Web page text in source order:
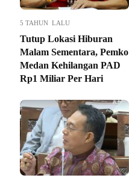
5 TAHUN LALU
Tutup Lokasi Hiburan
Malam Sementara, Pemko
Medan Kehilangan PAD
Rp1 Miliar Per Hari